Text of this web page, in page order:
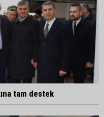
tam destek